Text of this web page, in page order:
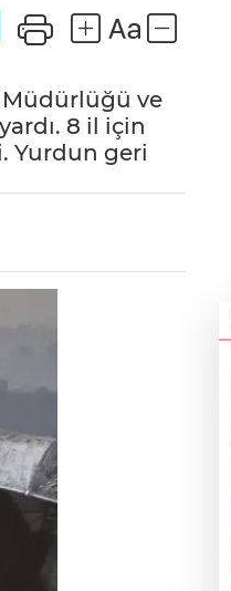
Müdürlüğü ve
8 il için
Yurdun geri